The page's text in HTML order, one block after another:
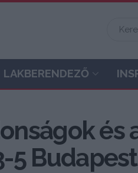
LAKBERENDEZŐ
és
5